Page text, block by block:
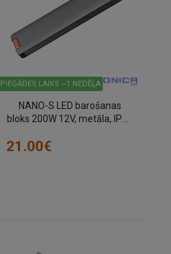
PIEGĀDES LAIKS ~1 NEDĒĻA
NANO-S LED barošanas
bloks 200W 12V, metāla, IP20
21.00€